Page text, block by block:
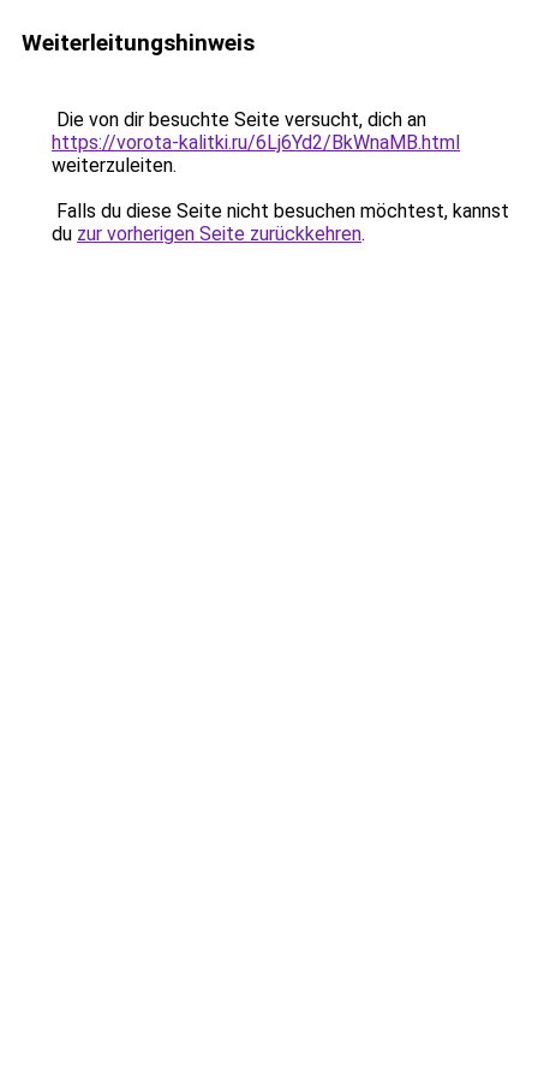
Weiterleitungshinweis
Die von dir besuchte Seite versucht, dich an
https://vorota-kalitki.ru/6Lj6Yd2/BkWnaMB.html
weiterzuleiten.
Falls du diese Seite nicht besuchen möchtest, kannst
du zur vorherigen Seite zurückkehren.